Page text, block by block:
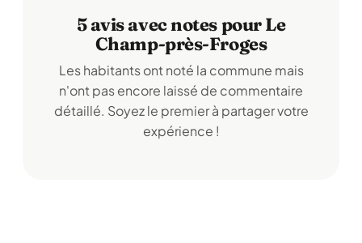
5 avis avec notes pour Le
Champ-près-Froges
Les habitants ont noté la commune mais
n'ont pas encore laissé de commentaire
détaillé. Soyez le premier à partager votre
expérience !